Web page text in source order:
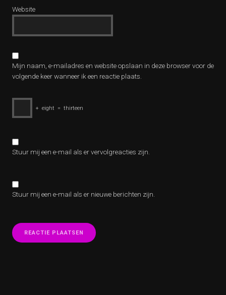
Website
Mijn naam, e-mailadres en website opslaan in deze browser voor de
volgende keer wanneer ik een reactie plaats.
+ eight = thirteen
Stuur mij een e-mail als er vervolgreacties zijn.
Stuur mij een e-mail als er nieuwe berichten zijn.